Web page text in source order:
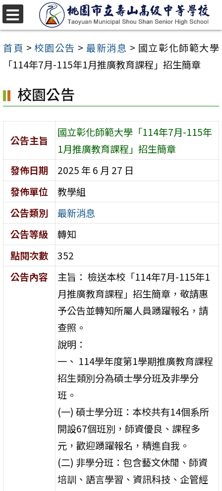
跳
至
主
容
區
首頁 >校園公告 >最新消息 > 國立彰化師範大學
「114年7月-115年1月推廣教育課程」招生簡章
校園公告
公告主旨
國立彰化師範大學「114年7月-115年
1月推廣教育課程」招生簡章
發佈日期
2025 年 6 月 27 日
發佈單位
教學組
公告類別
最新消息
公告等級
轉知
點閱次數
352
公告內容
主旨： 檢送本校「114年7月-115年1
月推廣教育課程」招生簡章，敬請惠
予公告並轉知所屬人員踴躍報名，請
查照。
說明：
一、 114學年度第1學期推廣教育課程
招生類別分為碩士學分班及非學分
班。
(一) 碩士學分班：本校共有14個系所
開設67個班別，師資優良、課程多
元，歡迎踴躍報名，精進自我。
(二) 非學分班：包含藝文休閒、師資
培訓、語言學習、資訊科技、企管經
選
單